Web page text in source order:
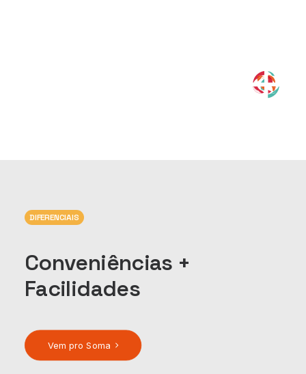
DIFERENCIAIS
Conveniências +
Facilidades
Vem pro Soma